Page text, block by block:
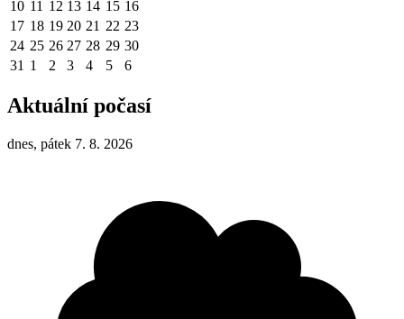
10 11 12 13 14 15 16
17 18 19 20 21 22 23
24 25 26 27 28 29 30
31 1 2 3 4 5 6
Aktuální počasí
dnes, pátek 7. 8. 2026